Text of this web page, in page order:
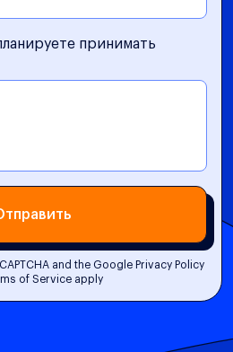
принимать
and the Google Privacy Policy
of Service apply